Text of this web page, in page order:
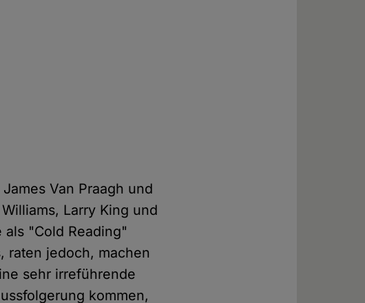
Van Praagh und
Larry King und
"Cold Reading"
raten jedoch, machen
sehr irreführende
kommen,